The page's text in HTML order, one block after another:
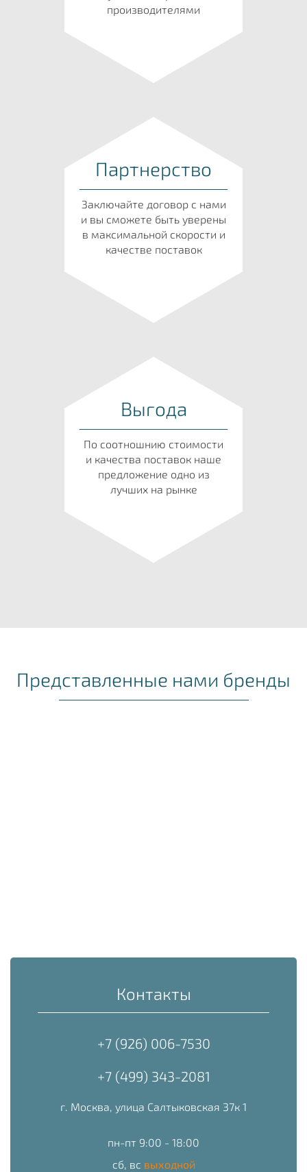
производителями
Партнерство
Заключайте договор с нами
и вы сможете быть уверены
в максимальной скорости и
качестве поставок
Выгода
По соотношнию стоимости
и качества поставок наше
предложение одно из
лучших на рынке
Представленные нами бренды
Контакты
+7 (926) 006-7530
+7 (499) 343-2081
г. Москва, улица Салтыковская 37к 1
пн-пт 9:00 - 18:00
сб, вс выходной